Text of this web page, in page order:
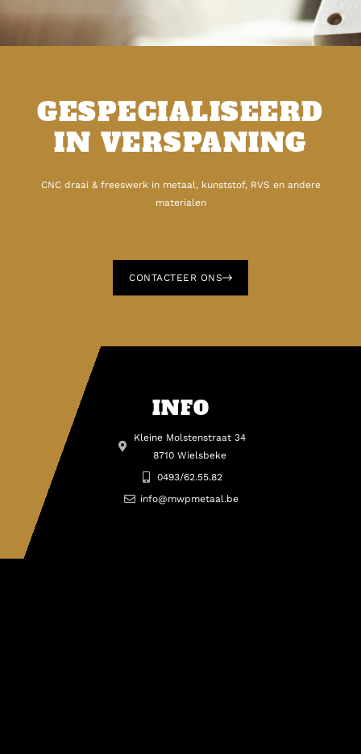
GESPECIALISEERD
IN VERSPANING
CNC draai & freeswerk in metaal, kunststof, RVS en andere
materialen
CONTACTEER ONS
INFO
Kleine Molstenstraat 34
8710 Wielsbeke
0493/62.55.82
info@mwpmetaal.be